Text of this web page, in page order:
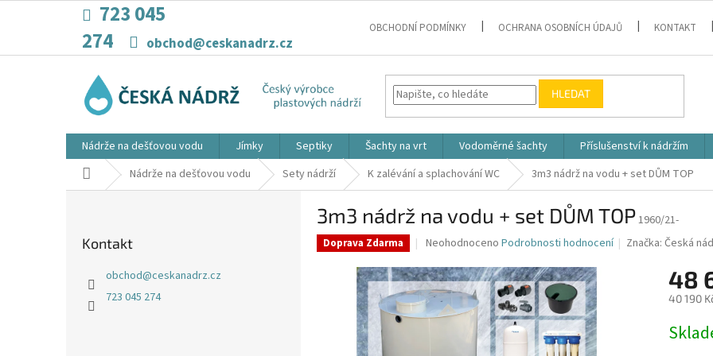
723 045
274
obchod@ceskanadrz.cz
OBCHODNÍ PODMÍNKY OCHRANA OSOBNÍCH ÚDAJŮ KONTAKT
HLEDAT
Nádrže na dešťovou vodu Jímky Septiky Šachty na vrt Vodoměrné šachty Příslušenství k nádržím
Domů Nádrže na dešťovou vodu Sety nádrží K zalévání a splachování WC 3m3 nádrž na vodu + set DŮM TOP
Kontakt
obchod@ceskanadrz.cz
723 045 274
3m3 nádrž na vodu + set DŮM TOP1960/21-
Doprava Zdarma
Průměrné
produktu
je
0,0
z
hvězdiček.
Neohodnoceno Podrobnosti hodnocení Značka:Česká
48
40 190
cena: